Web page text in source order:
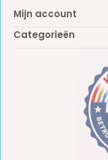
Mijn account
Categorieën